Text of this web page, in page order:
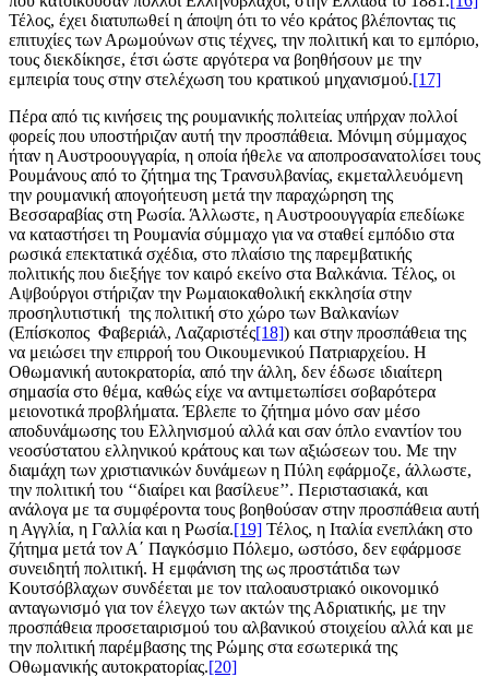
Τέλος, έχει διατυπωθεί η άποψη ότι το νέο κράτος βλέποντας τις
επιτυχίες των Αρωμούνων στις τέχνες, την πολιτική και το εμπόριο,
τους διεκδίκησε, έτσι ώστε αργότερα να βοηθήσουν με την
εμπειρία τους στην στελέχωση του κρατικού μηχανισμού.[17]
Πέρα από τις κινήσεις της ρουμανικής πολιτείας υπήρχαν πολλοί
φορείς που υποστήριζαν αυτή την προσπάθεια. Μόνιμη σύμμαχος
ήταν η Αυστροουγγαρία, η οποία ήθελε να αποπροσανατολίσει τους
Ρουμάνους από το ζήτημα της Τρανσυλβανίας, εκμεταλλευόμενη
την ρουμανική απογοήτευση μετά την παραχώρηση της
Βεσσαραβίας στη Ρωσία. Άλλωστε, η Αυστροουγγαρία επεδίωκε
να καταστήσει τη Ρουμανία σύμμαχο για να σταθεί εμπόδιο στα
ρωσικά επεκτατικά σχέδια, στο πλαίσιο της παρεμβατικής
πολιτικής που διεξήγε τον καιρό εκείνο στα Βαλκάνια. Τέλος, οι
Αψβούργοι στήριζαν την Ρωμαιοκαθολική εκκλησία στην
προσηλυτιστική της πολιτική στο χώρο των Βαλκανίων
(Επίσκοπος Φαβεριάλ, Λαζαριστές[18]) και στην προσπάθεια της
να μειώσει την επιρροή του Οικουμενικού Πατριαρχείου. Η
Οθωμανική αυτοκρατορία, από την άλλη, δεν έδωσε ιδιαίτερη
σημασία στο θέμα, καθώς είχε να αντιμετωπίσει σοβαρότερα
μειονοτικά προβλήματα. Έβλεπε το ζήτημα μόνο σαν μέσο
αποδυνάμωσης του Ελληνισμού αλλά και σαν όπλο εναντίον του
νεοσύστατου ελληνικού κράτους και των αξιώσεων του. Με την
διαμάχη των χριστιανικών δυνάμεων η Πύλη εφάρμοζε, άλλωστε,
την πολιτική του ‘‘διαίρει και βασίλευε’’. Περιστασιακά, και
ανάλογα με τα συμφέροντα τους βοηθούσαν στην προσπάθεια αυτή
η Αγγλία, η Γαλλία και η Ρωσία.[19] Τέλος, η Ιταλία ενεπλάκη στο
ζήτημα μετά τον Α΄ Παγκόσμιο Πόλεμο, ωστόσο, δεν εφάρμοσε
συνειδητή πολιτική. Η εμφάνιση της ως προστάτιδα των
Κουτσόβλαχων συνδέεται με τον ιταλοαυστριακό οικονομικό
ανταγωνισμό για τον έλεγχο των ακτών της Αδριατικής, με την
προσπάθεια προσεταιρισμού του αλβανικού στοιχείου αλλά και με
την πολιτική παρέμβασης της Ρώμης στα εσωτερικά της
Οθωμανικής αυτοκρατορίας.[20]